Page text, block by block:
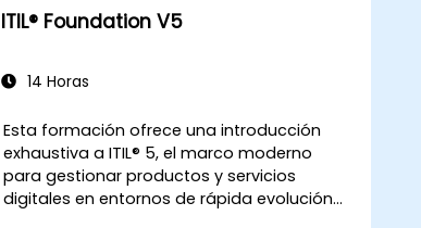
ITIL® Foundation V5
14 Horas
Esta formación ofrece una introducción
exhaustiva a ITIL® 5, el marco moderno
para gestionar productos y servicios
digitales en entornos de rápida evolución